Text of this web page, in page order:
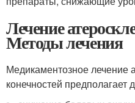
Лечение
Методы лечения
Медикаментозное лечение
конечностей предполагает